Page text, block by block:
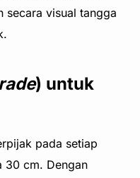
secara visual tangga
) untuk
pada setiap
30 cm. Dengan